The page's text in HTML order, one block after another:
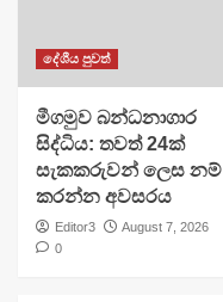
දේශීය පුවත්
මීගමුව බන්ධනාගාර
සිද්ධිය: තවත් 24ක්
සැකකරුවන් ලෙස නම්
කරන්න අවසරය
Editor3
August 7, 2026
0